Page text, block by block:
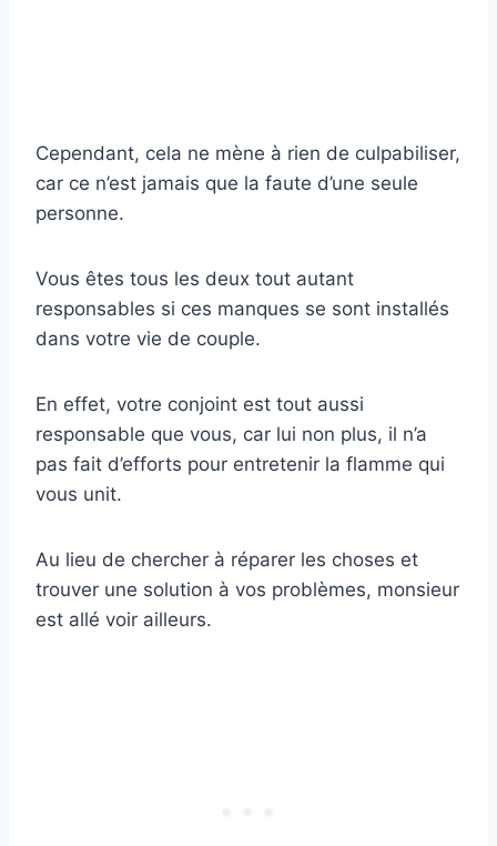
Cependant, cela ne mène à rien de culpabiliser,
car ce n’est jamais que la faute d’une seule
personne.
Vous êtes tous les deux tout autant
responsables si ces manques se sont installés
dans votre vie de couple.
En effet, votre conjoint est tout aussi
responsable que vous, car lui non plus, il n’a
pas fait d’efforts pour entretenir la flamme qui
vous unit.
Au lieu de chercher à réparer les choses et
trouver une solution à vos problèmes, monsieur
est allé voir ailleurs.